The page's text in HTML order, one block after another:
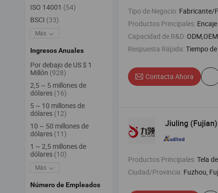
Tipo de Negocio: Fabricante/Fábrica
Productos Principales: Encaje
Capacidad de R&D: ODM,OEM
Respuesta Rápida: Tiempo de
Contacta Ahora
Jiuling
Productos Principales: Tela de malla , tela
Ciudad/Provincia: Fuzhou,
ISO 14001 (54)
BSCI (33)
Más
Ingresos Anuales
Por debajo de US $ 1
Millón (928)
2,5 ~ 5 millones de
dólares (16)
5 ~ 10 millones de
dólares (12)
10 ~ 50 millones de
dólares (11)
1 ~ 2,5 millones de
dólares (10)
Más
Número de Empleados